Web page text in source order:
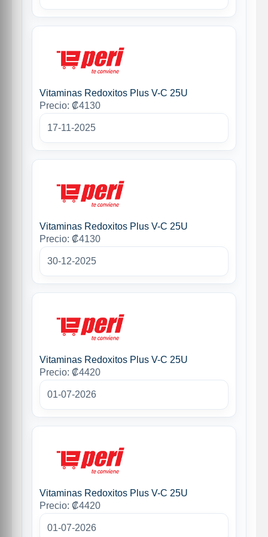
Vitaminas Redoxitos Plus V-C 25U
Precio: ₡4130
17-11-2025
Vitaminas Redoxitos Plus V-C 25U
Precio: ₡4130
30-12-2025
Vitaminas Redoxitos Plus V-C 25U
Precio: ₡4420
01-07-2026
Vitaminas Redoxitos Plus V-C 25U
Precio: ₡4420
01-07-2026